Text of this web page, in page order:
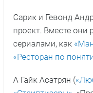
Сарик и Гевонд
проект. Вместе они
сериалами, как
«Ресторан по
А Гайк Асатрян (